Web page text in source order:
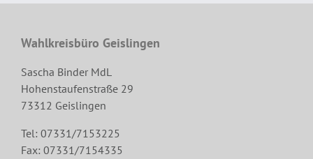
Wahlkreisbüro Geislingen
Sascha Binder MdL
Hohenstaufenstraße 29
73312 Geislingen
Tel: 07331/7153225
Fax: 07331/7154335